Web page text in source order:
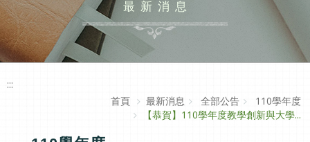
最新消息
:::
首頁
最新消息 全部公告
110學年度
【恭賀】110學年度教學創新與大學...